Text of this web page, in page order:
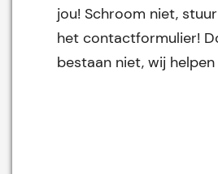
jou! Schroom niet,
het contactformulier!
bestaan niet, wij